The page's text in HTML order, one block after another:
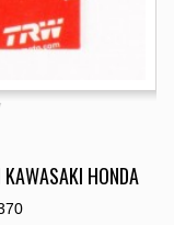
HONDA